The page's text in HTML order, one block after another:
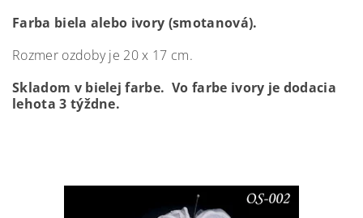
Farba biela alebo ivory (smotanová).
Rozmer ozdoby je 20 x 17 cm.
Skladom v bielej farbe. Vo farbe ivory je dodacia
lehota 3 týždne.